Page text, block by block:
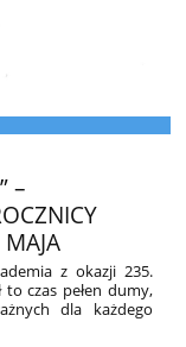
–
z okazji 235.
czas pełen dumy,
dla każdego